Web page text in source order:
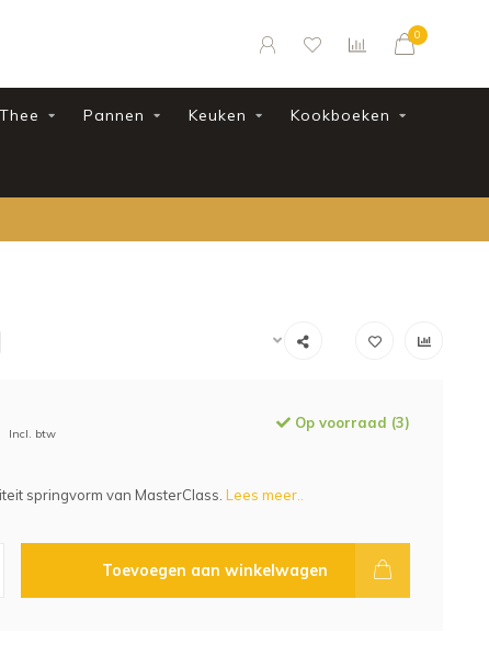
0
Thee Pannen Keuken Kookboeken
Incl. btw
Op voorraad (3)
springvorm van MasterClass. Lees meer..
Toevoegen aan winkelwagen